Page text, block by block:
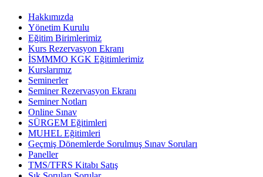
Hakkımızda
Yönetim Kurulu
Eğitim Birimlerimiz
Kurs Rezervasyon Ekranı
İSMMMO KGK Eğitimlerimiz
Kurslarımız
Seminerler
Seminer Rezervasyon Ekranı
Seminer Notları
Online Sınav
SÜRGEM Eğitimleri
MUHEL Eğitimleri
Geçmiş Dönemlerde Sorulmuş Sınav Soruları
Paneller
TMS/TFRS Kitabı Satış